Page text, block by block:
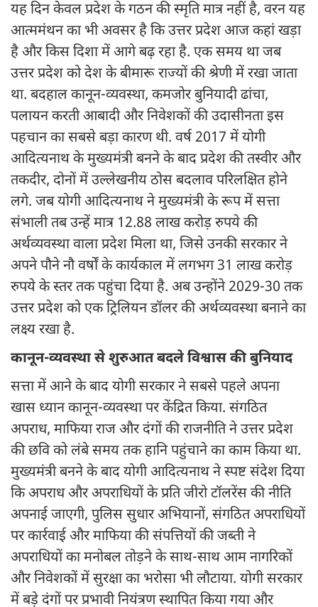
यह दिन केवल प्रदेश के गठन की स्मृति मात्र नहीं है, वरन यह
आत्ममंथन का भी अवसर है कि उत्तर प्रदेश आज कहां खड़ा
है और किस दिशा में आगे बढ़ रहा है. एक समय था जब
उत्तर प्रदेश को देश के बीमारू राज्यों की श्रेणी में रखा जाता
था. बदहाल कानून-व्यवस्था, कमजोर बुनियादी ढांचा,
पलायन करती आबादी और निवेशकों की उदासीनता इस
पहचान का सबसे बड़ा कारण थी. वर्ष 2017 में योगी
आदित्यनाथ के मुख्यमंत्री बनने के बाद प्रदेश की तस्वीर और
तकदीर, दोनों में उल्लेखनीय ठोस बदलाव परिलक्षित होने
लगे. जब योगी आदित्यनाथ ने मुख्यमंत्री के रूप में सत्ता
संभाली तब उन्हें मात्र 12.88 लाख करोड़ रुपये की
अर्थव्यवस्था वाला प्रदेश मिला था, जिसे उनकी सरकार ने
अपने पौने नौ वर्षों के कार्यकाल में लगभग 31 लाख करोड़
रुपये के स्तर तक पहुंचा दिया है. अब उन्होंने 2029-30 तक
उत्तर प्रदेश को एक ट्रिलियन डॉलर की अर्थव्यवस्था बनाने का
लक्ष्य रखा है.
कानून-व्यवस्था से शुरुआत बदले विश्वास की बुनियाद
सत्ता में आने के बाद योगी सरकार ने सबसे पहले अपना
खास ध्यान कानून-व्यवस्था पर केंद्रित किया. संगठित
अपराध, माफिया राज और दंगों की राजनीति ने उत्तर प्रदेश
की छवि को लंबे समय तक हानि पहुंचाने का काम किया था.
मुख्यमंत्री बनने के बाद योगी आदित्यनाथ ने स्पष्ट संदेश दिया
कि अपराध और अपराधियों के प्रति जीरो टॉलरेंस की नीति
अपनाई जाएगी, पुलिस सुधार अभियानों, संगठित अपराधियों
पर कार्रवाई और माफिया की संपत्तियों की जब्ती ने
अपराधियों का मनोबल तोड़ने के साथ-साथ आम नागरिकों
और निवेशकों में सुरक्षा का भरोसा भी लौटाया. योगी सरकार
में बड़े दंगों पर प्रभावी नियंत्रण स्थापित किया गया और